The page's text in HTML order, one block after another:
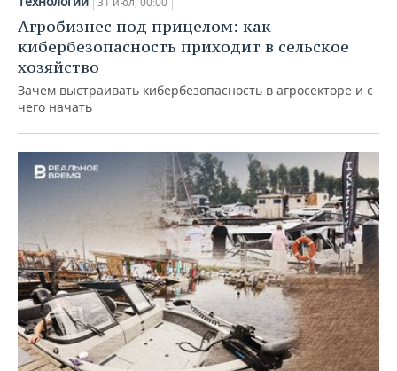
Агробизнес под прицелом: как
кибербезопасность приходит в сельское
хозяйство
Зачем выстраивать кибербезопасность в агросекторе и с
чего начать